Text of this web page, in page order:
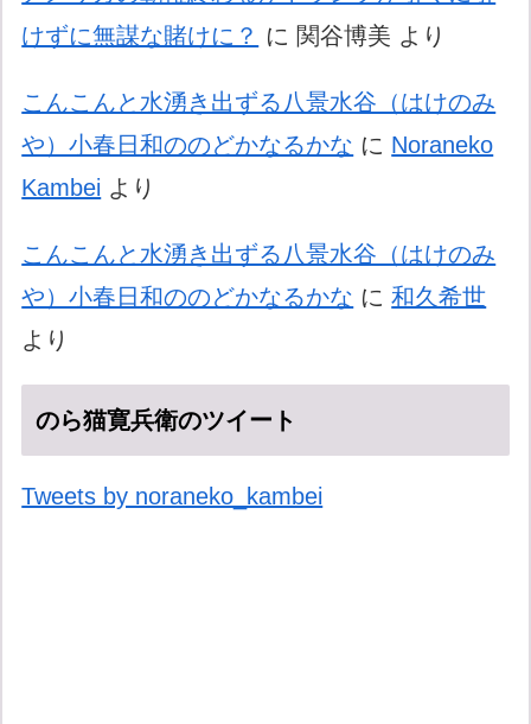
けずに無謀な賭けに？ に 関谷博美 より
こんこんと水湧き出ずる八景水谷（はけのみ
や）小春日和ののどかなるかな に Noraneko
Kambei より
こんこんと水湧き出ずる八景水谷（はけのみ
や）小春日和ののどかなるかな に和久希世
より
のら猫寛兵衛のツイート
Tweets by noraneko_kambei